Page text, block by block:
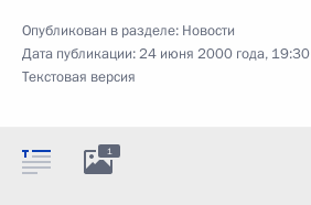
Опубликован в разделе: Новости
Дата публикации:24 июня 2000 года, 19:30
Текстовая версия
1